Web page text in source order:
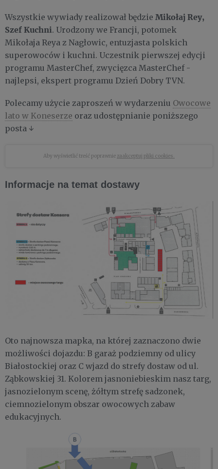
Wszystkie wywiady realizował będzie Mikołaj Rey,
Szef Kuchni. Urodzony we Francji, potomek
Mikołaja Reya z Nagłowic, entuzjasta polskich
superowoców i kuchni. Uczestnik pierwszej edycji
programu MasterChef, zwycięzca MasterChef -
najlepsi, ekspert programu Dzień Dobry TVN.
Polecamy użycie zaproszeń w wydarzeniu Owocowe
lato w Koneserze oraz udostępnianie poniższego
posta ↓
Aby wyświetlić treść poprawnie zaakceptuj pliki cookies.
Informacje na temat dostawy
Oto najnowsza mapka, na której zaznaczono dwie
możliwości dojazdu: B garaż podziemny od ulicy
Białostockiej oraz C wjazd do strefy dostaw od ul.
Ząbkowskiej 31. Kolorem jasnoniebieskim nasz targ,
jasnozielonym scenę, żółtym strefę sadzonek,
ciemnozielonym obszar owocowych zabaw
edukacyjnych.